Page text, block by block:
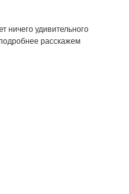
ничего удивительного
расскажем